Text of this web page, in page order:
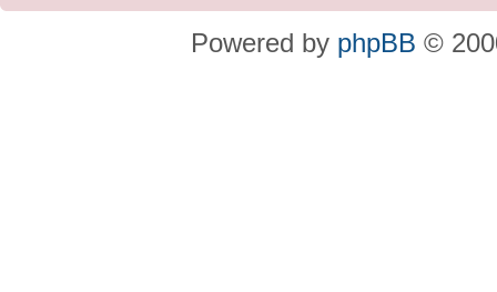
Powered by phpBB ©